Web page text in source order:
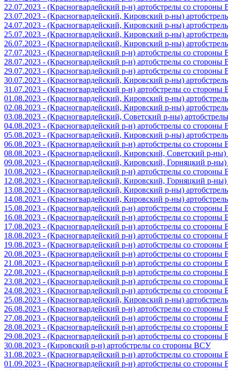
22.07.2023 - (Красногвардейский р-н) артобстрелы со
23.07.2023 - (Красногвардейский, Кировский р-ны)
24.07.2023 - (Красногвардейский, Кировский р-ны)
25.07.2023 - (Красногвардейский, Кировский р-ны)
26.07.2023 - (Красногвардейский, Кировский р-ны)
27.07.2023 - (Красногвардейский р-н) артобстрелы со
28.07.2023 - (Красногвардейский р-н) артобстрелы со
29.07.2023 - (Красногвардейский р-н) артобстрелы со
30.07.2023 - (Красногвардейский, Кировский р-ны)
31.07.2023 - (Красногвардейский р-н) артобстрелы со
01.08.2023 - (Красногвардейский, Кировский р-ны)
02.08.2023 - (Красногвардейский, Кировский р-ны)
03.08.2023 - (Красногвардейский, Советский р-ны)
04.08.2023 - (Красногвардейский р-н) артобстрелы со
05.08.2023 - (Красногвардейский, Кировский р-ны)
06.08.2023 - (Красногвардейский р-н) артобстрелы со
08.08.2023 - (Красногвардейский, Кировский, Советский р-
09.08.2023 - (Красногвардейский, Кировский, Горняцкий р-
10.08.2023 - (Красногвардейский р-н) артобстрелы со
12.08.2023 - (Красногвардейский, Кировский, Горняцкий р-
13.08.2023 - (Красногвардейский, Кировский р-ны)
14.08.2023 - (Красногвардейский, Кировский р-ны)
15.08.2023 - (Красногвардейский р-н) артобстрелы со
16.08.2023 - (Красногвардейский р-н) артобстрелы со
17.08.2023 - (Красногвардейский р-н) артобстрелы со
18.08.2023 - (Красногвардейский р-н) артобстрелы со
19.08.2023 - (Красногвардейский р-н) артобстрелы со
20.08.2023 - (Красногвардейский р-н) артобстрелы со
21.08.2023 - (Красногвардейский р-н) артобстрелы со
22.08.2023 - (Красногвардейский р-н) артобстрелы со
23.08.2023 - (Красногвардейский р-н) артобстрелы со
24.08.2023 - (Красногвардейский р-н) артобстрелы со
25.08.2023 - (Красногвардейский, Кировский р-ны)
26.08.2023 - (Красногвардейский р-н) артобстрелы со
27.08.2023 - (Красногвардейский р-н) артобстрелы со
28.08.2023 - (Красногвардейский р-н) артобстрелы со
29.08.2023 - (Красногвардейский р-н) артобстрелы со
30.08.2023 - (Кировский р-н) артобстрелы со стороны ВСУ
31.08.2023 - (Красногвардейский р-н) артобстрелы со
01.09.2023 - (Красногвардейский р-н) артобстрелы со